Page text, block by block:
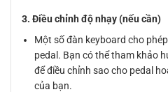
3. Điều chỉnh độ nhạy (nếu cần)
Một số đàn keyboard cho
pedal. Bạn có thể tham khảo
để điều chỉnh sao cho pedal
của bạn.